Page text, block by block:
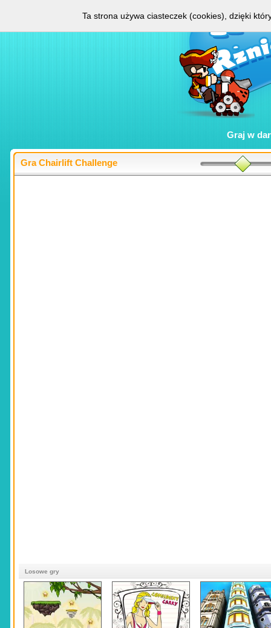
Graj w
Gra Chairlift Challenge
Losowe gry
Ta strona używa ciasteczek (cookies), dzięki